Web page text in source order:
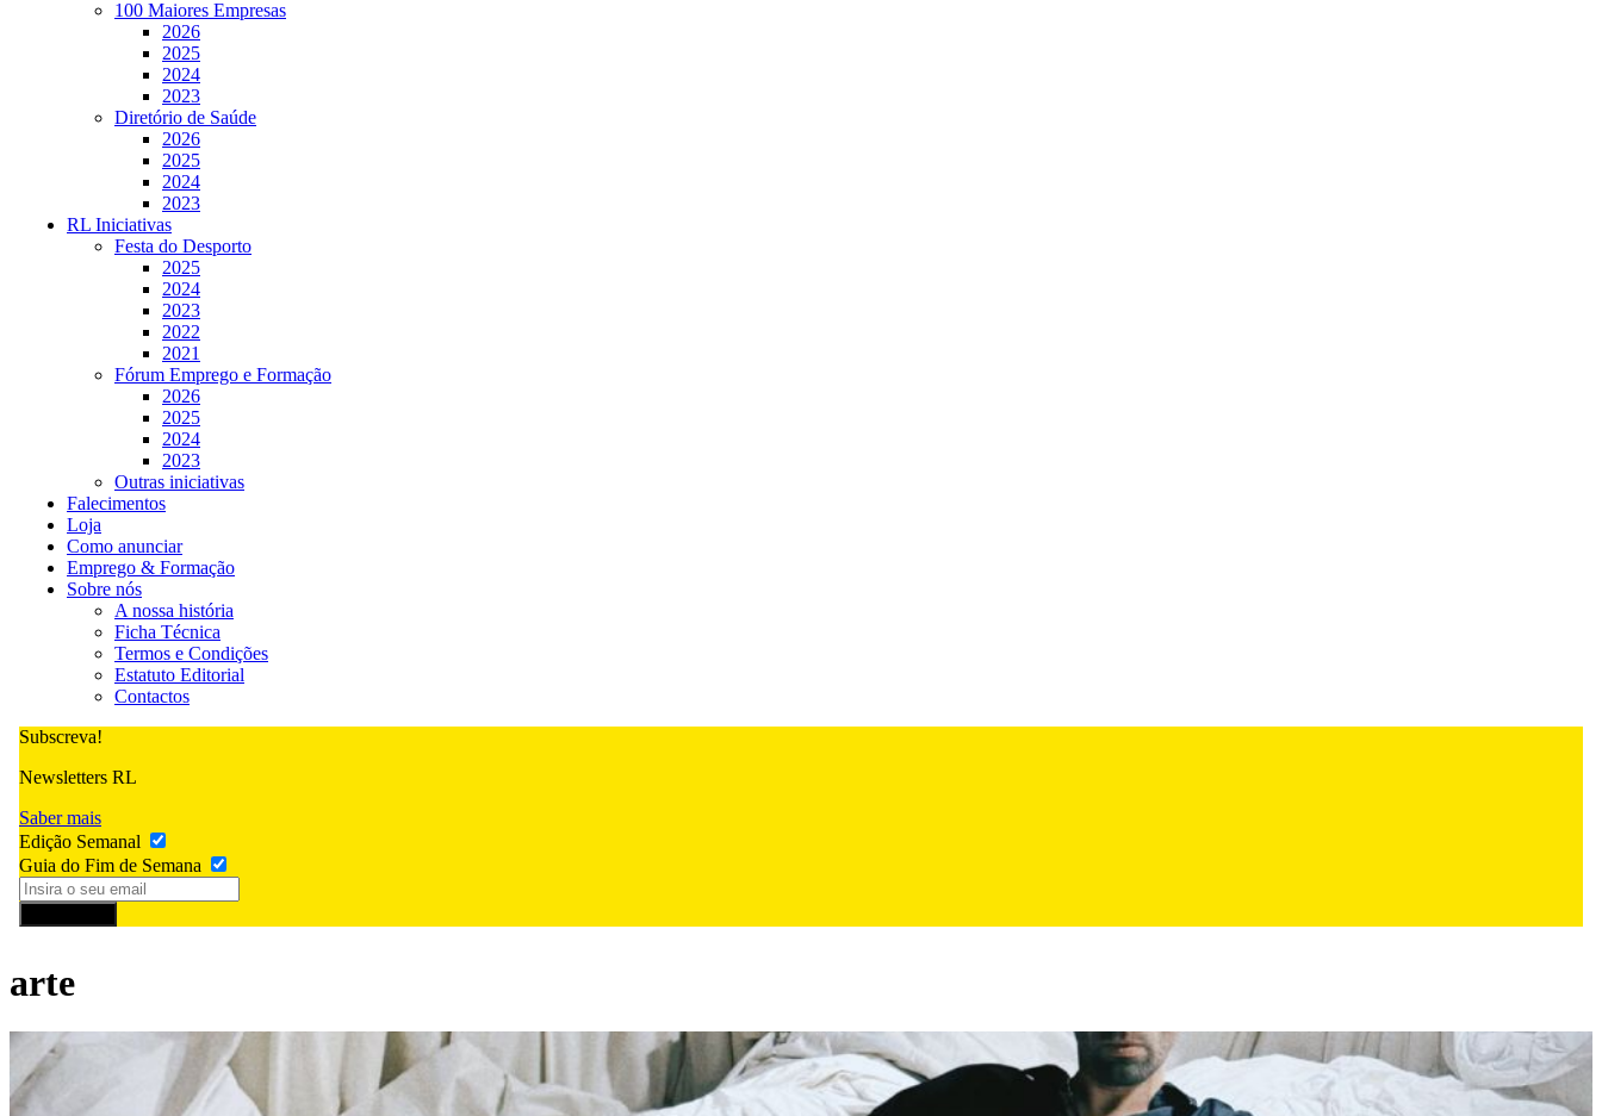
100 Maiores Empresas
2026
2025
2024
2023
Diretório de Saúde
2026
2025
2024
2023
RL Iniciativas
Festa do Desporto
2025
2024
2023
2022
2021
Fórum Emprego e Formação
2026
2025
2024
2023
Outras iniciativas
Falecimentos
Loja
Como anunciar
Emprego & Formação
Sobre nós
A nossa história
Ficha Técnica
Termos e Condições
Estatuto Editorial
Contactos
Subscreva!
Newsletters RL
Saber mais
Edição Semanal
Guia do Fim de Semana
arte